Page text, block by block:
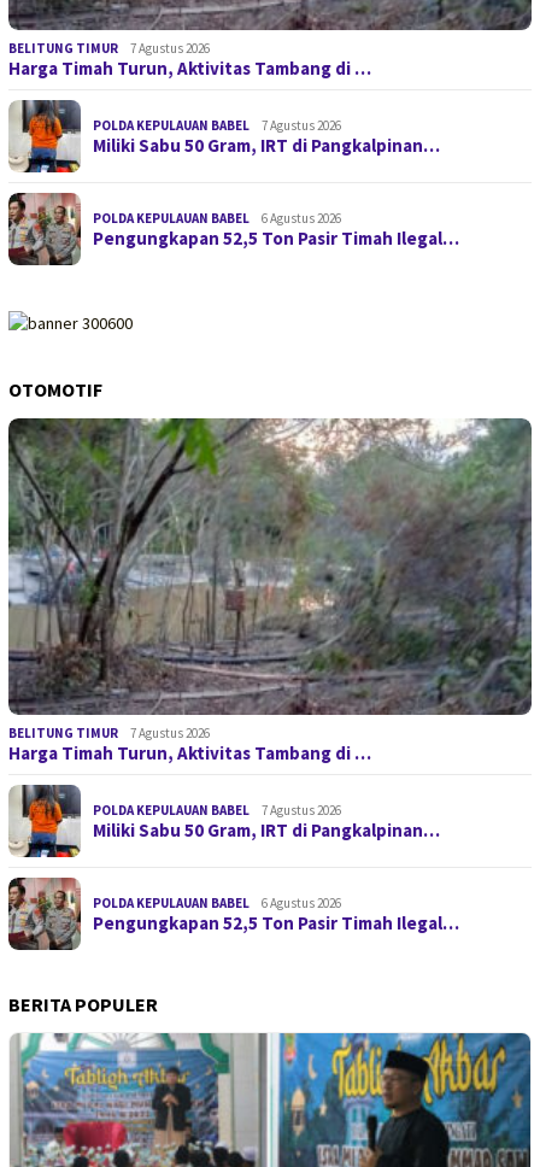
BELITUNG TIMUR 7 Agustus 2026
Harga Timah Turun, Aktivitas Tambang di …
POLDA KEPULAUAN BABEL 7 Agustus 2026
Miliki Sabu 50 Gram, IRT di Pangkalpinan…
POLDA KEPULAUAN BABEL 6 Agustus 2026
Pengungkapan 52,5 Ton Pasir Timah Ilegal…
OTOMOTIF
BELITUNG TIMUR 7 Agustus 2026
Harga Timah Turun, Aktivitas Tambang di …
POLDA KEPULAUAN BABEL 7 Agustus 2026
Miliki Sabu 50 Gram, IRT di Pangkalpinan…
POLDA KEPULAUAN BABEL 6 Agustus 2026
Pengungkapan 52,5 Ton Pasir Timah Ilegal…
BERITA POPULER